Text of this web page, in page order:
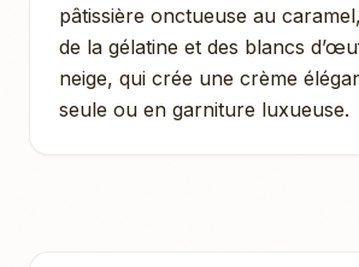
pâtissière onctueuse au
de la gélatine et des blancs
neige, qui crée une crème
seule ou en garniture luxueuse.